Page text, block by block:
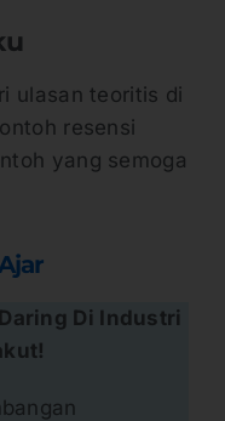
ulasan teoritis di
resensi
yang semoga
Di Industri